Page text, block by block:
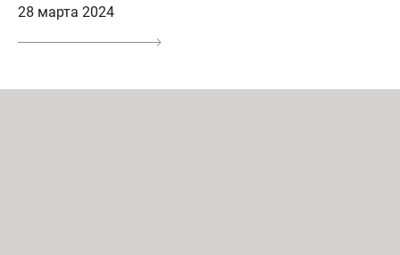
28 марта 2024